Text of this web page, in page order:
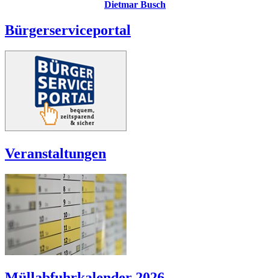
Dietmar Busch
Bürgerserviceportal
Veranstaltungen